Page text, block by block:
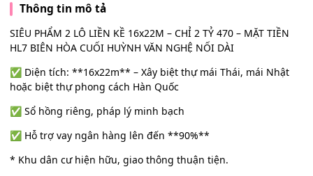
Thông tin mô tả
SIÊU PHẨM 2 LÔ LIỀN KỀ 16x22M – CHỈ 2 TỶ 470 – MẶT TIỀN
HL7 BIÊN HÒA CUỐI HUỲNH VĂN NGHỆ NỐI DÀI
✅ Diện tích: **16x22m** – Xây biệt thự mái Thái, mái Nhật
hoặc biệt thự phong cách Hàn Quốc
✅ Sổ hồng riêng, pháp lý minh bạch
✅ Hỗ trợ vay ngân hàng lên đến **90%**
* Khu dân cư hiện hữu, giao thông thuận tiện.